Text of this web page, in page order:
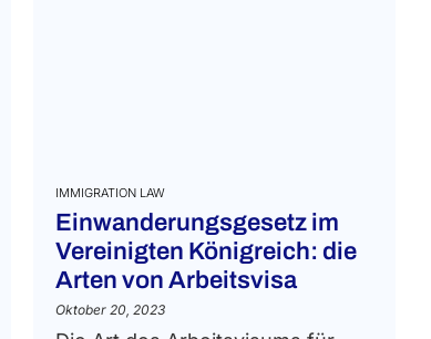
IMMIGRATION LAW
Einwanderungsgesetz im
Vereinigten Königreich: die
Arten von Arbeitsvisa
Oktober 20, 2023